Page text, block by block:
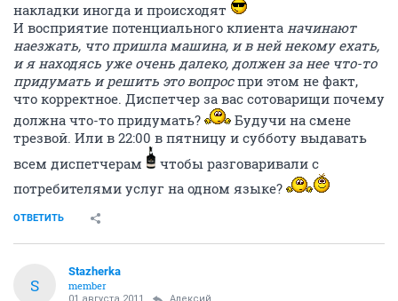
накладки иногда и происходят
И восприятие потенциального клиента начинают
наезжать, что пришла машина, и в ней некому ехать,
и я находясь уже очень далеко, должен за нее что-то
придумать и решить это вопроспри этом не факт,
что корректное. Диспетчер за вас сотоварищи почему
должна что-то придумать?
Будучи на смене
трезвой. Или в 22:00 в пятницу и субботу выдавать
всем диспетчерам
чтобы разговаривали с
потребителями услуг на одном языке?
ОТВЕТИТЬ
S
Stazherka
member